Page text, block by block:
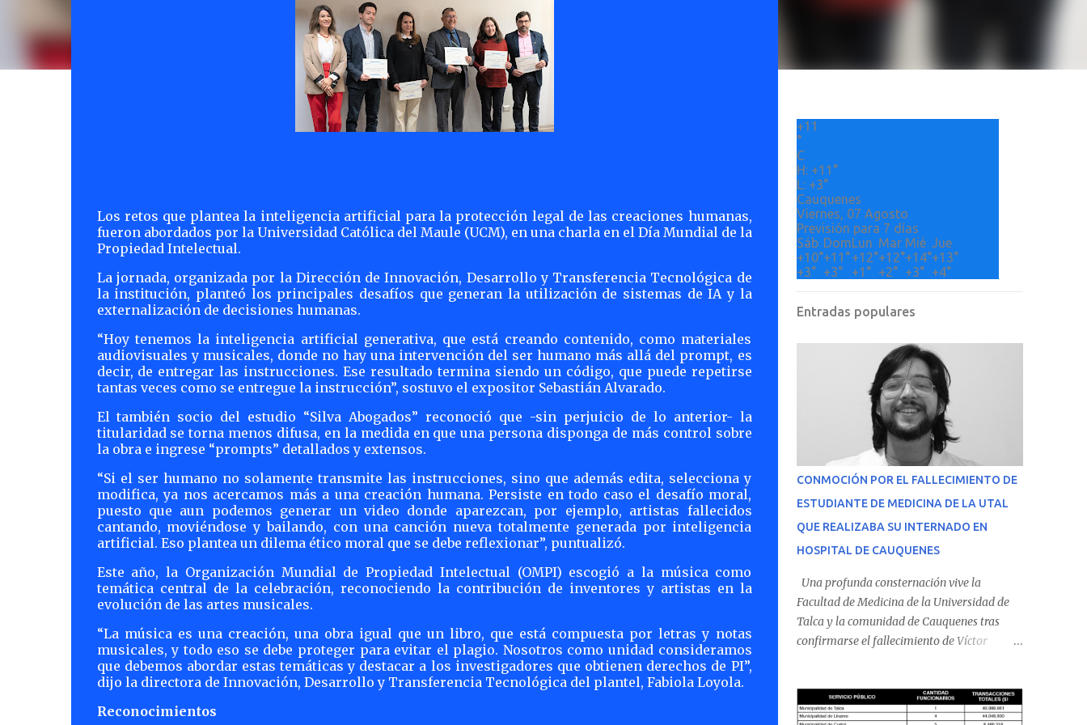
Los retos que plantea la inteligencia artificial para la protección legal de las creaciones humanas,
fueron abordados por la Universidad Católica del Maule (UCM), en una charla en el Día Mundial de la
Propiedad Intelectual.
La jornada, organizada por la Dirección de Innovación, Desarrollo y Transferencia Tecnológica de
la institución, planteó los principales desafíos que generan la utilización de sistemas de IA y la
externalización de decisiones humanas.
“Hoy tenemos la inteligencia artificial generativa, que está creando contenido, como materiales
audiovisuales y musicales, donde no hay una intervención del ser humano más allá del prompt, es
decir, de entregar las instrucciones. Ese resultado termina siendo un código, que puede repetirse
tantas veces como se entregue la instrucción”, sostuvo el expositor Sebastián Alvarado.
El también socio del estudio “Silva Abogados” reconoció que -sin perjuicio de lo anterior- la
titularidad se torna menos difusa, en la medida en que una persona disponga de más control sobre
la obra e ingrese “prompts” detallados y extensos.
“Si el ser humano no solamente transmite las instrucciones, sino que además edita, selecciona y
modifica, ya nos acercamos más a una creación humana. Persiste en todo caso el desafío moral,
puesto que aun podemos generar un video donde aparezcan, por ejemplo, artistas fallecidos
cantando, moviéndose y bailando, con una canción nueva totalmente generada por inteligencia
artificial. Eso plantea un dilema ético moral que se debe reflexionar”, puntualizó.
Este año, la Organización Mundial de Propiedad Intelectual (OMPI) escogió a la música como
temática central de la celebración, reconociendo la contribución de inventores y artistas en la
evolución de las artes musicales.
“La música es una creación, una obra igual que un libro, que está compuesta por letras y notas
musicales, y todo eso se debe proteger para evitar el plagio. Nosotros como unidad consideramos
que debemos abordar estas temáticas y destacar a los investigadores que obtienen derechos de PI”,
dijo la directora de Innovación, Desarrollo y Transferencia Tecnológica del plantel, Fabiola Loyola.
Reconocimientos
+11
°
C
H: +11°
L: +3°
Cauquenes
Viernes, 07 Agosto
Previsión para 7 días
Sáb DomLun Mar Mié Jue
+10°+11°+12°+12°+14°+13°
+3° +3° +1° +2° +3° +4°
Entradas populares
CONMOCIÓN POR EL FALLECIMIENTO DE
ESTUDIANTE DE MEDICINA DE LA UTAL
QUE REALIZABA SU INTERNADO EN
HOSPITAL DE CAUQUENES
Una profunda consternación vive la
Facultad de Medicina de la Universidad de
Talca y la comunidad de Cauquenes tras
confirmarse el fallecimiento de Víctor
Cauquenes. De acuerdo con los antecedentes
conocidos, el joven se presentó a cumplir su